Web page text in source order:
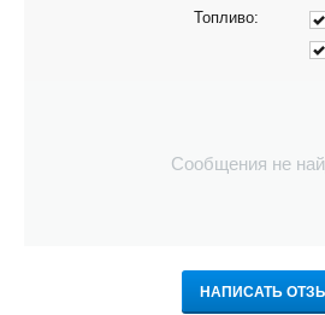
Топливо:
Сообщения не
НАПИСАТЬ